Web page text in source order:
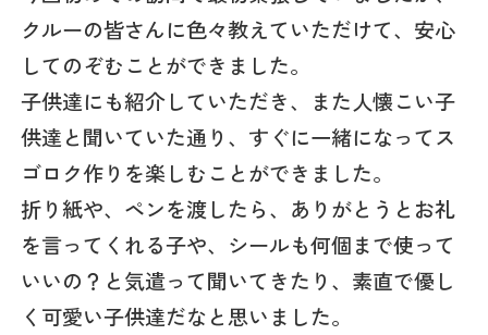
クルーの皆さんに色々教えていただけて、安心
してのぞむことができました。
子供達にも紹介していただき、また人懐こい子
供達と聞いていた通り、すぐに一緒になってス
ゴロク作りを楽しむことができました。
折り紙や、ペンを渡したら、ありがとうとお礼
を言ってくれる子や、シールも何個まで使って
いいの？と気遣って聞いてきたり、素直で優し
く可愛い子供達だなと思いました。